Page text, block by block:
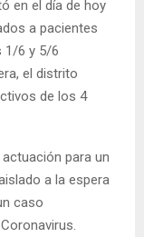
en el día de hoy
a pacientes
1/6 y 5/6
el distrito
de los 4
para un
a la espera
caso